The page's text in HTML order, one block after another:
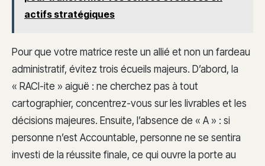
actifs stratégiques
Pour que votre matrice reste un allié et non un fardeau
administratif, évitez trois écueils majeurs. D’abord, la
« RACI-ite » aiguë : ne cherchez pas à tout
cartographier, concentrez-vous sur les livrables et les
décisions majeures. Ensuite, l’absence de « A » : si
personne n’est Accountable, personne ne se sentira
investi de la réussite finale, ce qui ouvre la porte au